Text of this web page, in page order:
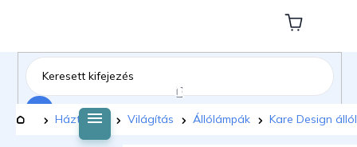
tartalomhoz
Kosár
Kezdőlap
Háztartás Világítás Állólámpák Kare Design